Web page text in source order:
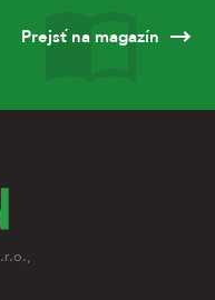
Prejsť na magazín